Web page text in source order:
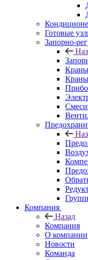
Готовые
Запорно-
Компания
Назад
Компания
О компании
Новости
Команда